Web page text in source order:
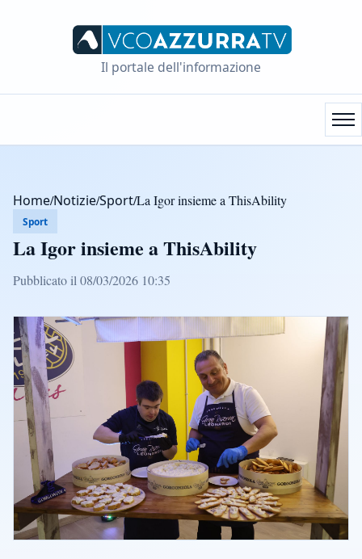
Il portale dell'informazione
Home/Notizie/Sport/La Igor insieme a ThisAbility
Sport
La Igor insieme a ThisAbility
Pubblicato il 08/03/2026 10:35